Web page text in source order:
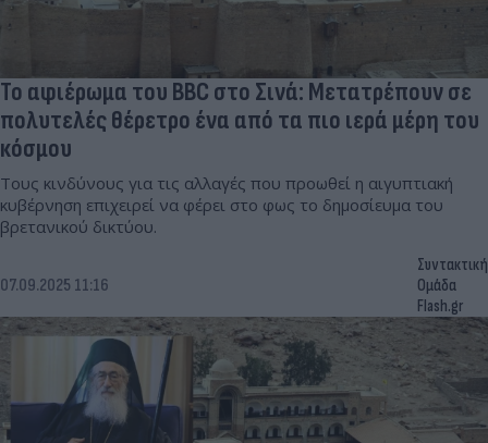
Το αφιέρωμα του BBC στο Σινά: Μετατρέπουν σε
πολυτελές θέρετρο ένα από τα πιο ιερά μέρη του
κόσμου
Τους κινδύνους για τις αλλαγές που προωθεί η αιγυπτιακή
κυβέρνηση επιχειρεί να φέρει στο φως το δημοσίευμα του
βρετανικού δικτύου.
07.09.2025 11:16
Συντακτική
Ομάδα
Flash.gr